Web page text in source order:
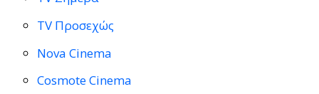
TV Προσεχώς
Nova Cinema
Cosmote Cinema